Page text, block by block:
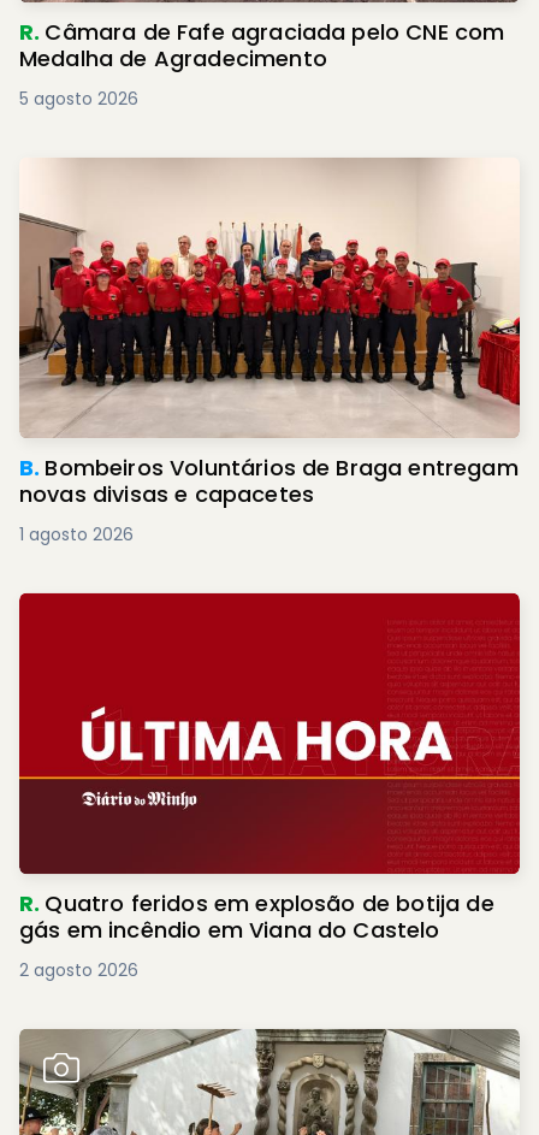
R. Câmara de Fafe agraciada pelo CNE com
Medalha de Agradecimento
5 agosto 2026
B. Bombeiros Voluntários de Braga entregam
novas divisas e capacetes
1 agosto 2026
R. Quatro feridos em explosão de botija de
gás em incêndio em Viana do Castelo
2 agosto 2026